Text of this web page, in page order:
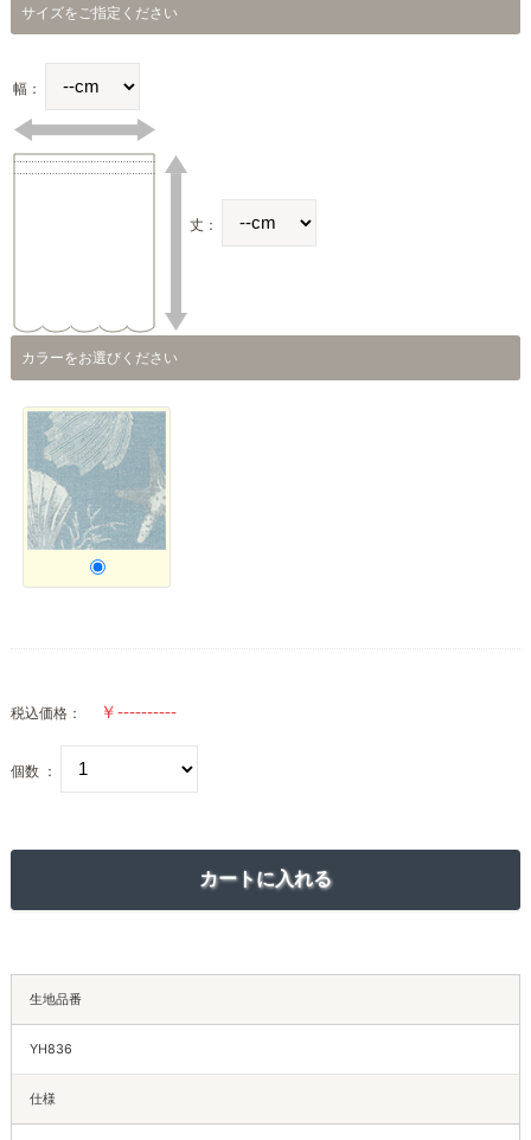
サイズをご指定ください
幅：
丈：
カラーをお選びください
税込価格：
個数 ：
生地品番
YH836
仕様